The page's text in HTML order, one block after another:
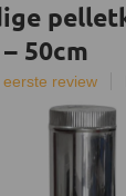
50cm
eerste review